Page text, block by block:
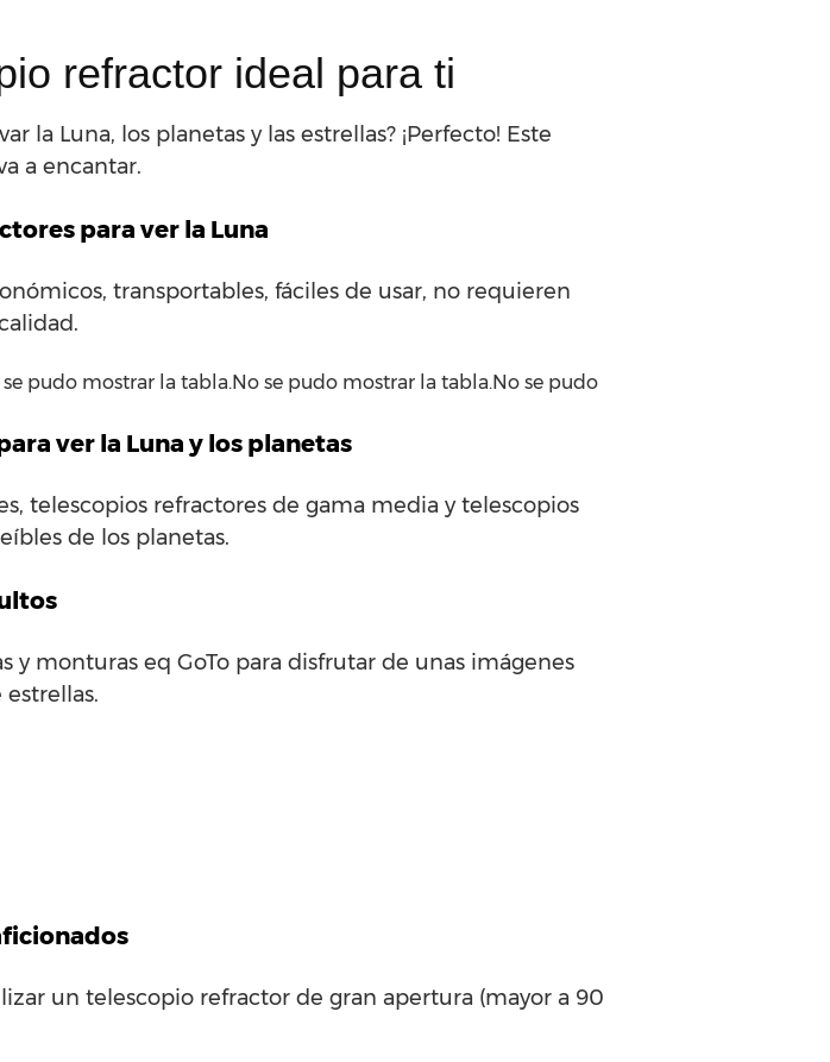
refractor ideal para ti
la Luna, los planetas y las estrellas? ¡Perfecto! Este
a encantar.
para ver la Luna
transportables, fáciles de usar, no requieren
pudo mostrar la tabla.No se pudo mostrar la tabla.No se pudo
ver la Luna y los planetas
telescopios refractores de gama media y telescopios
de los planetas.
monturas eq GoTo para disfrutar de unas imágenes
un telescopio refractor de gran apertura (mayor a 90